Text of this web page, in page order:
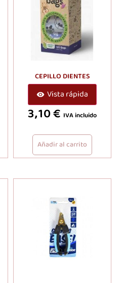
CEPILLO DIENTES
Vista rápida
3,10€ IVA incluido
Añadir al carrito